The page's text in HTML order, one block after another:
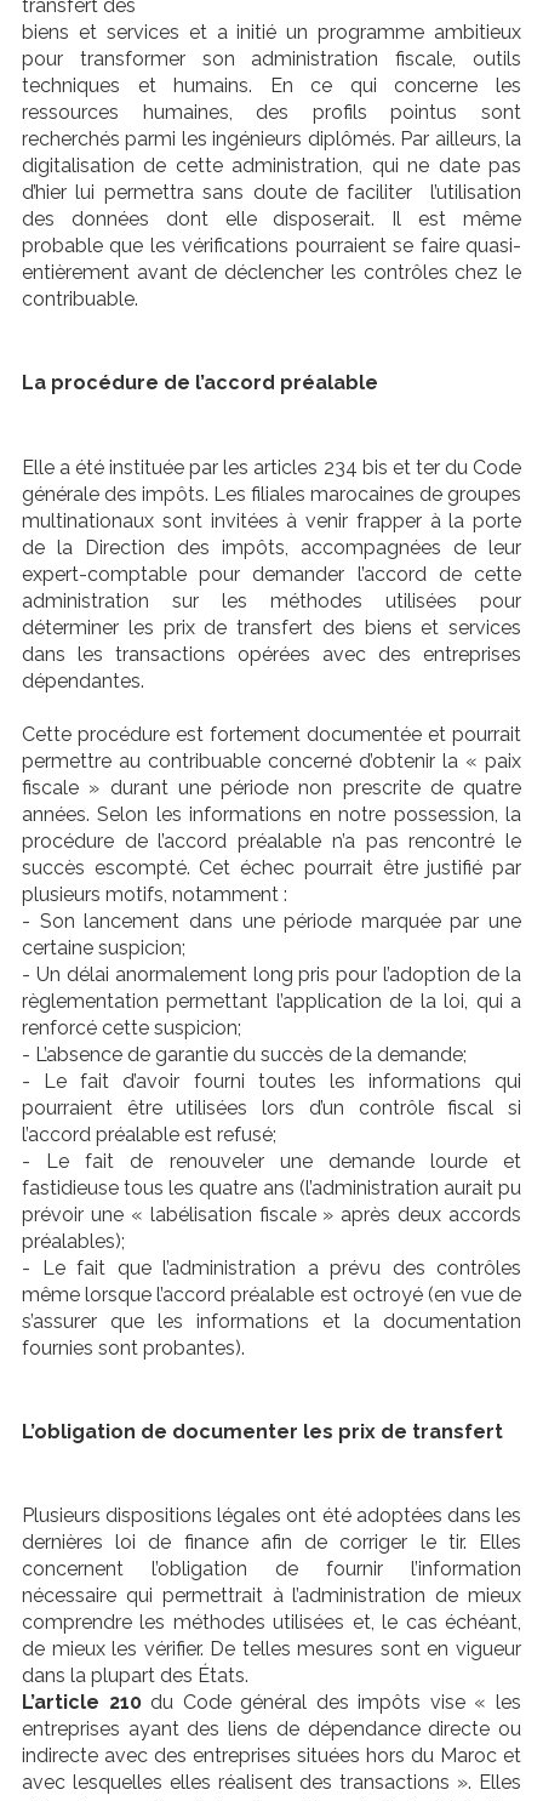
transfert des
biens et services et a initié un programme ambitieux
pour transformer son administration fiscale, outils
techniques et humains. En ce qui concerne les
ressources humaines, des profils pointus sont
recherchés parmi les ingénieurs diplômés. Par ailleurs, la
digitalisation de cette administration, qui ne date pas
d’hier lui permettra sans doute de faciliter l’utilisation
des données dont elle disposerait. Il est même
probable que les vérifications pourraient se faire quasi-
entièrement avant de déclencher les contrôles chez le
contribuable.
La procédure de l’accord préalable
Elle a été instituée par les articles 234 bis et ter du Code
générale des impôts. Les filiales marocaines de groupes
multinationaux sont invitées à venir frapper à la porte
de la Direction des impôts, accompagnées de leur
expert-comptable pour demander l’accord de cette
administration sur les méthodes utilisées pour
déterminer les prix de transfert des biens et services
dans les transactions opérées avec des entreprises
dépendantes.
Cette procédure est fortement documentée et pourrait
permettre au contribuable concerné d’obtenir la « paix
fiscale » durant une période non prescrite de quatre
années. Selon les informations en notre possession, la
procédure de l’accord préalable n’a pas rencontré le
succès escompté. Cet échec pourrait être justifié par
plusieurs motifs, notamment :
- Son lancement dans une période marquée par une
certaine suspicion;
- Un délai anormalement long pris pour l’adoption de la
règlementation permettant l’application de la loi, qui a
renforcé cette suspicion;
- L’absence de garantie du succès de la demande;
- Le fait d’avoir fourni toutes les informations qui
pourraient être utilisées lors d’un contrôle fiscal si
l’accord préalable est refusé;
- Le fait de renouveler une demande lourde et
fastidieuse tous les quatre ans (l’administration aurait pu
prévoir une « labélisation fiscale » après deux accords
préalables);
- Le fait que l’administration a prévu des contrôles
même lorsque l’accord préalable est octroyé (en vue de
s’assurer que les informations et la documentation
fournies sont probantes).
L’obligation de documenter les prix de transfert
Plusieurs dispositions légales ont été adoptées dans les
dernières loi de finance afin de corriger le tir. Elles
concernent l’obligation de fournir l’information
nécessaire qui permettrait à l’administration de mieux
comprendre les méthodes utilisées et, le cas échéant,
de mieux les vérifier. De telles mesures sont en vigueur
dans la plupart des États.
L’article 210du Code général des impôts vise « les
entreprises ayant des liens de dépendance directe ou
indirecte avec des entreprises situées hors du Maroc et
avec lesquelles elles réalisent des transactions ». Elles